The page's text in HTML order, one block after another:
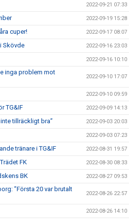
2022-09-21 07:33
2022-09-19 15:28
cuper! 2022-09-17 08:07
Skövde 2022-09-16 23:03
2022-09-16 10:10
inga problem mot
2022-09-10 17:07
2022-09-10 09:59
TG&IF 2022-09-09 14:13
tillräckligt bra” 2022-09-03 20:03
2022-09-03 07:23
tränare i TG&IF 2022-08-31 19:57
FK 2022-08-30 08:33
BK 2022-08-27 09:53
”Första 20 var brutalt
2022-08-26 22:57
2022-08-26 14:10